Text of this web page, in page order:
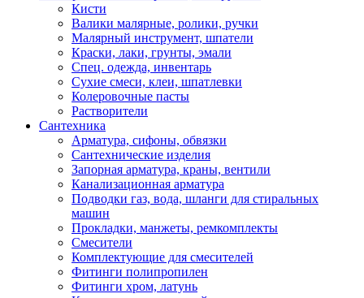
Кисти
Валики малярные, ролики, ручки
Малярный инструмент, шпатели
Краски, лаки, грунты, эмали
Спец. одежда, инвентарь
Сухие смеси, клеи, шпатлевки
Колеровочные пасты
Растворители
Сантехника
Арматура, сифоны, обвязки
Сантехнические изделия
Запорная арматура, краны, вентили
Канализационная арматура
Подводки газ, вода, шланги для стиральных
машин
Прокладки, манжеты, ремкомплекты
Смесители
Комплектующие для смесителей
Фитинги полипропилен
Фитинги хром, латунь